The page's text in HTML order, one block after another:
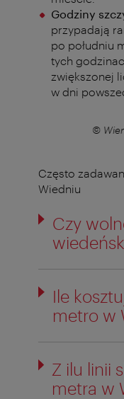
Godziny
przypadają
po południu
tych
zwiększonej
w dni
©
Często
Wiedniu
Czy
Ile
metro w
Z ilu linii
metra w